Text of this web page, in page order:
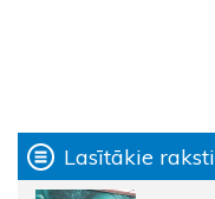
Lasītākie raksti